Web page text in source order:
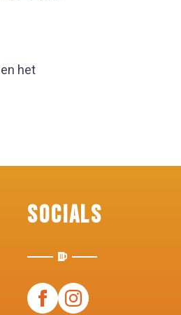
het
Socials